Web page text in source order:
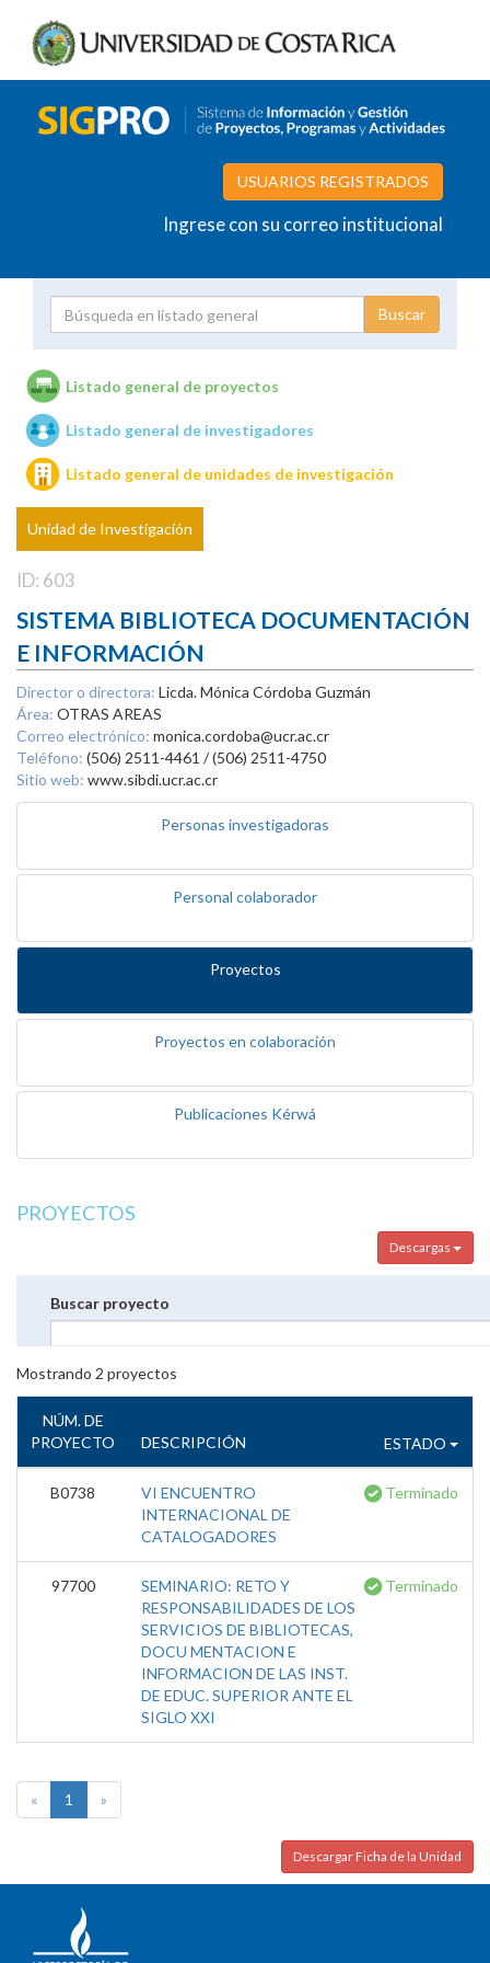
USUARIOS REGISTRADOS
Ingrese con su correo institucional
Unidades de investigación
Listado general de proyectos
Listado general de investigadores
Listado general de unidades de investigación
Unidad de Investigación
ID: 603
SISTEMA BIBLIOTECA DOCUMENTACIÓN
E INFORMACIÓN
Director o directora: Licda. Mónica Córdoba Guzmán
Área: OTRAS AREAS
Correo electrónico: monica.cordoba@ucr.ac.cr
Teléfono: (506) 2511-4461 / (506) 2511-4750
Sitio web: www.sibdi.ucr.ac.cr
Personas investigadoras
Personal colaborador
Proyectos
Proyectos en colaboración
Publicaciones Kérwá
PROYECTOS
Descargas
Buscar proyecto
Mostrando 2 proyectos
NÚM. DE
PROYECTO
DESCRIPCIÓN ESTADO
B0738
VI ENCUENTRO
INTERNACIONAL DE
CATALOGADORES
Terminado
97700
SEMINARIO: RETO Y
RESPONSABILIDADES DE LOS
SERVICIOS DE BIBLIOTECAS,
DOCU MENTACION E
INFORMACION DE LAS INST.
DE EDUC. SUPERIOR ANTE EL
SIGLO XXI
Terminado
« 1 »
Descargar Ficha de la Unidad